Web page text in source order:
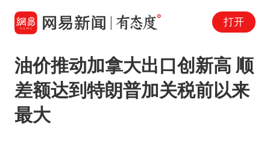
打开
油价推动加拿大出口创新高 顺
差额达到特朗普加关税前以来
最大